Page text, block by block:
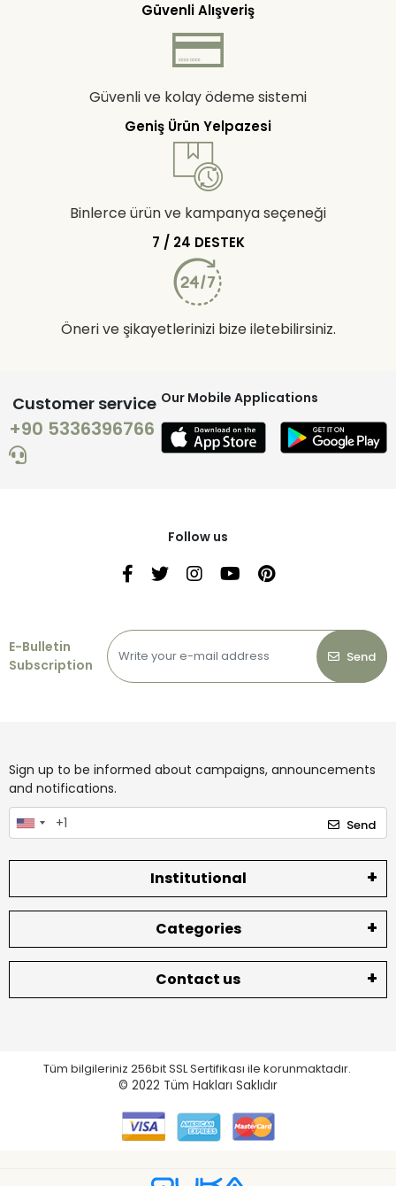
Güvenli Alışveriş
Güvenli ve kolay ödeme sistemi
Geniş Ürün Yelpazesi
Binlerce ürün ve kampanya seçeneği
7 / 24 DESTEK
Öneri ve şikayetlerinizi bize iletebilirsiniz.
Customer service
+90 5336396766
Our Mobile Applications
Follow us
E-Bulletin
Subscription
Send
Sign up to be informed about campaigns, announcements
and notifications.
Send
Institutional
Categories
Contact us
Tüm bilgileriniz 256bit SSL Sertifikası ile korunmaktadır.
© 2022 Tüm Hakları Saklıdır